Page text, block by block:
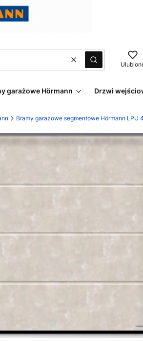
WyczyśćSzukaj
garażowe Hörmann Drzwi
Bramy garażowe segmentowe Hörmann LPU